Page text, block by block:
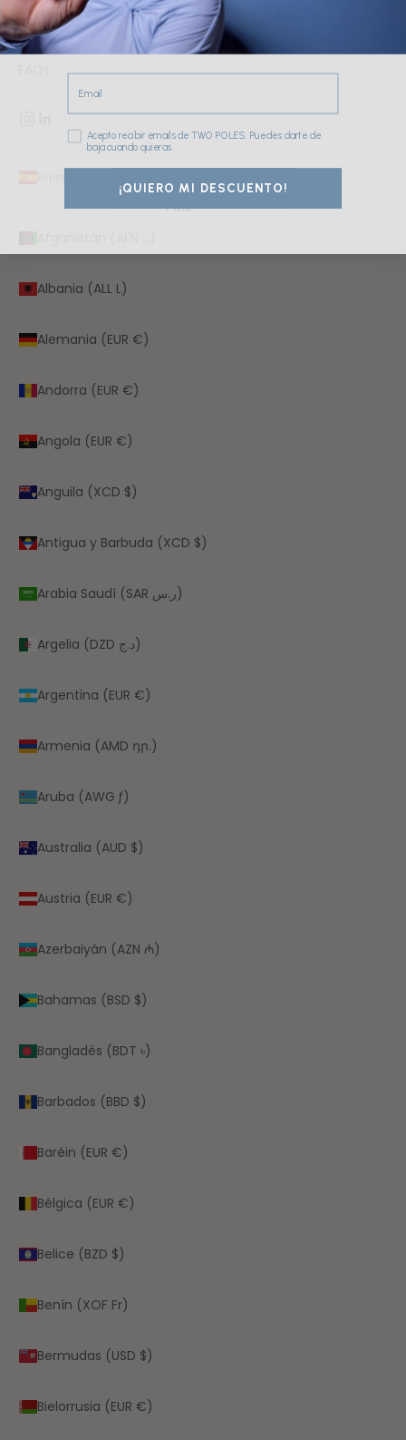
SÉRUMS FACIALES
TÓNICOS Y EXFOLIANTES FACIALES
País
Albania (ALL L)
Alemania (EUR €)
Andorra (EUR €)
Angola (EUR €)
Anguila (XCD $)
Antigua y Barbuda (XCD $)
Arabia Saudí (SAR ر.س)
Argelia (DZD د.ج)
Argentina (EUR €)
Armenia (AMD դր.)
Aruba (AWG ƒ)
Australia (AUD $)
Austria (EUR €)
Azerbaiyán (AZN ₼)
Bahamas (BSD $)
Bangladés (BDT ৳)
Barbados (BBD $)
Baréin (EUR €)
Bélgica (EUR €)
Belice (BZD $)
Benín (XOF Fr)
Bermudas (USD $)
Bielorrusia (EUR €)
Email
Consentimiento
Acepto recibir emails de TWO POLES. Puedes darte de
baja cuando quieras.
¡QUIERO MI DESCUENTO!